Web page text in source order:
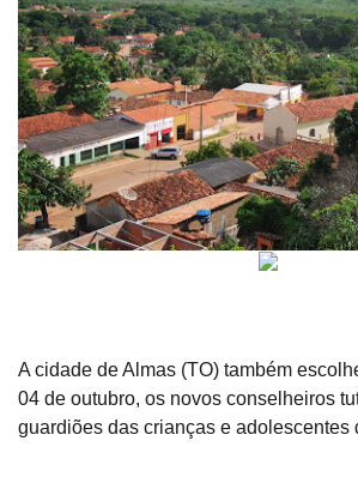
A cidade de Almas (TO) também
04 de outubro, os novos conselheiros
guardiões das crianças e adolescentes